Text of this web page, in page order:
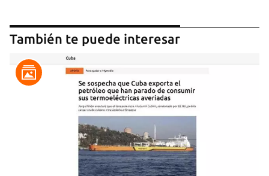
También te puede interesar